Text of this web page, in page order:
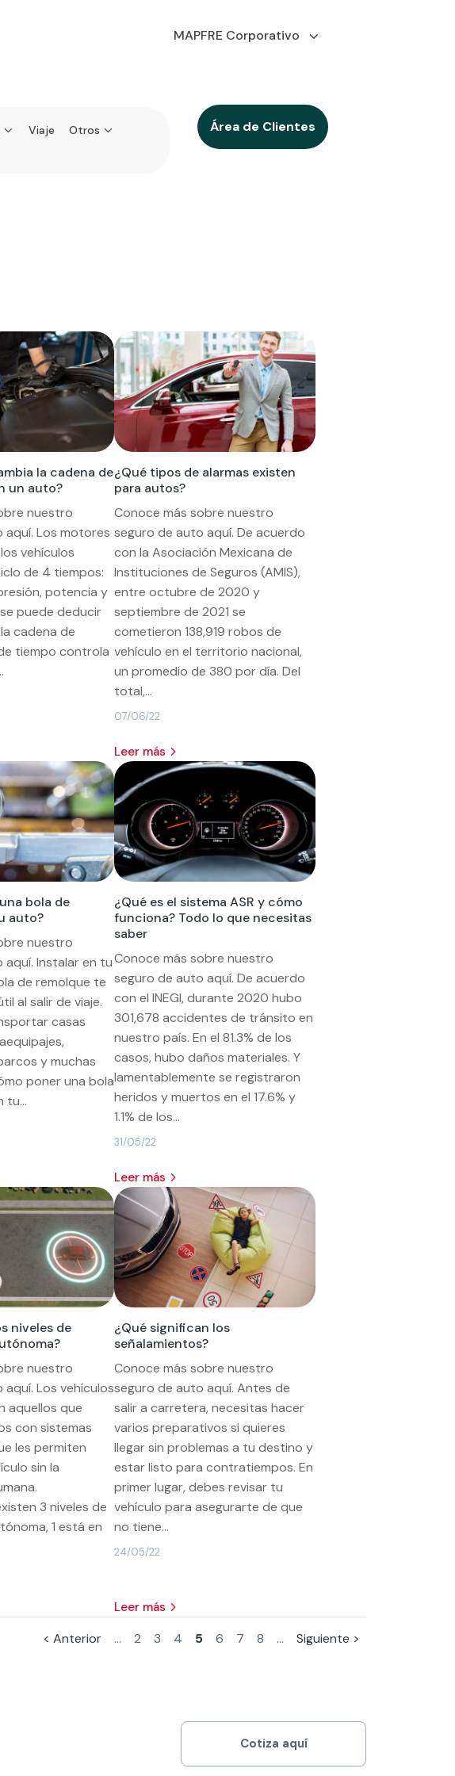
MAPFRE Corporativo
Área de Clientes
Viaje
Otros
la cadena de
un auto?
nuestro
aquí. Los motores
vehículos
de 4 tiempos:
potencia y
puede deducir
cadena de
tiempo controla
¿Qué tipos de alarmas existen
para autos?
07/06/22
Conoce más sobre nuestro
seguro de auto aquí. De acuerdo
con la Asociación Mexicana de
Instituciones de Seguros (AMIS),
entre octubre de 2020 y
septiembre de 2021 se
cometieron 138,919 robos de
vehículo en el territorio nacional,
un promedio de 380 por día. Del
total,...
leer más
bola de
auto?
nuestro
Instalar en tu
de remolque te
al salir de viaje.
casas
y muchas
poner una bola
tu...
¿Qué es el sistema ASR y cómo
funciona? Todo lo que necesitas
saber
31/05/22
Conoce más sobre nuestro
seguro de auto aquí. De acuerdo
con el INEGI, durante 2020 hubo
301,678 accidentes de tránsito en
nuestro país. En el 81.3% de los
casos, hubo daños materiales. Y
lamentablemente se registraron
heridos y muertos en el 17.6% y
1.1% de los...
leer más
niveles de
nuestro
Los vehículos
aquellos que
con sistemas
les permiten
sin la
3 niveles de
1 está en
¿Qué significan los
señalamientos?
24/05/22
Conoce más sobre nuestro
seguro de auto aquí. Antes de
salir a carretera, necesitas hacer
varios preparativos si quieres
llegar sin problemas a tu destino y
estar listo para contratiempos. En
primer lugar, debes revisar tu
vehículo para asegurarte de que
no tiene...
leer más
< Anterior ... 2 3 4 5 6 7 8 ... Siguiente >
Cotiza aquí